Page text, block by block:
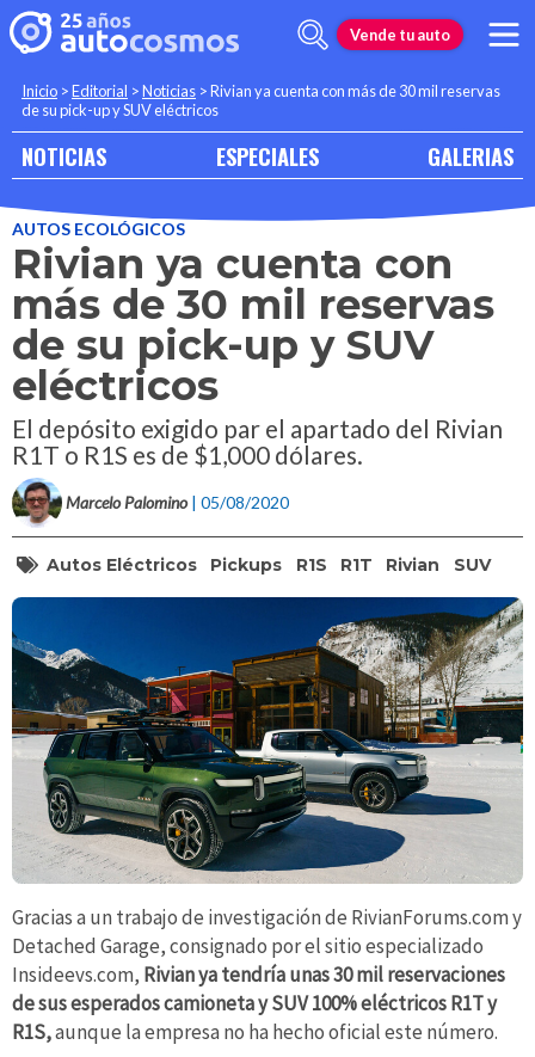
Vende tu auto
Inicio >Editorial >Noticias >Rivian ya cuenta con más de 30 mil reservas
de su pick-up y SUV eléctricos
NOTICIAS ESPECIALES GALERIAS
AUTOS ECOLÓGICOS
Rivian ya cuenta con
más de 30 mil reservas
de su pick-up y SUV
eléctricos
El depósito exigido par el apartado del Rivian
R1T o R1S es de $1,000 dólares.
Marcelo Palomino | 05/08/2020
Autos Eléctricos Pickups R1S R1T Rivian SUV
Gracias a un trabajo de investigación de RivianForums.com y
Detached Garage, consignado por el sitio especializado
Insideevs.com, Rivian ya tendría unas 30 mil reservaciones
de sus esperados camioneta y SUV 100% eléctricos R1T y
R1S,aunque la empresa no ha hecho oficial este número.